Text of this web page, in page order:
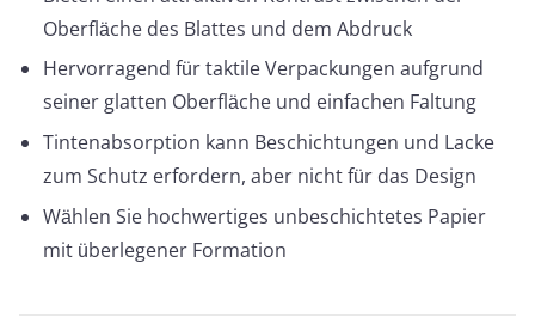
Oberfläche des Blattes und dem Abdruck
Hervorragend für taktile Verpackungen aufgrund
seiner glatten Oberfläche und einfachen Faltung
Tintenabsorption kann Beschichtungen und Lacke
zum Schutz erfordern, aber nicht für das Design
Wählen Sie hochwertiges unbeschichtetes Papier
mit überlegener Formation